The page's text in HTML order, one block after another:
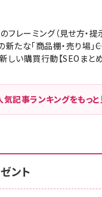
フレーミング（見せ方・提
新たな「商品棚・売り場」
しい購買行動【SEOまとめ
気記事ランキングをもっ
ント